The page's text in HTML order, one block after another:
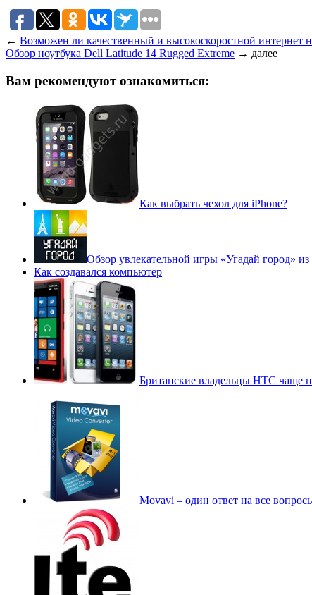
← Возможен ли качественный и высокоскоростной интернет
Обзор ноутбука Dell Latitude 14 Rugged Extreme → далее
Вам рекомендуют ознакомиться:
Как выбрать чехол для iPhone?
Обзор увлекательной игры «Угадай город»
Как создавался компьютер
Британские владельцы HTC чаще
Movavi – один ответ на все